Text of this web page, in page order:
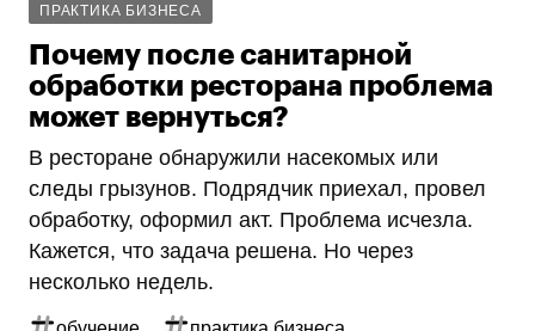
ПРАКТИКА БИЗНЕСА
Почему после санитарной
обработки ресторана проблема
может вернуться?
В ресторане обнаружили насекомых или
следы грызунов. Подрядчик приехал, провел
обработку, оформил акт. Проблема исчезла.
Кажется, что задача решена. Но через
несколько недель.